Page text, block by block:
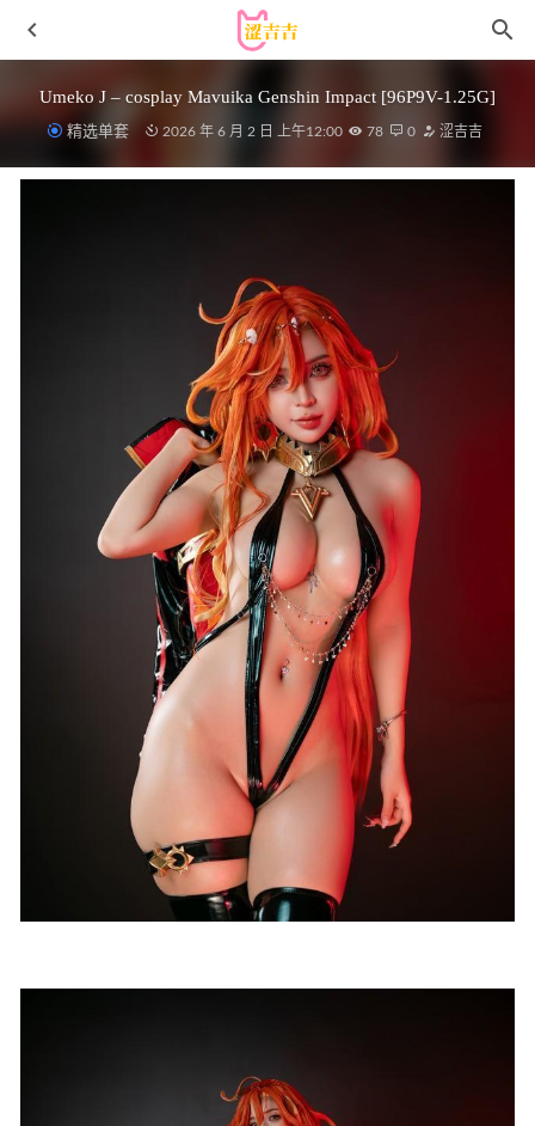
Umeko J – cosplay Mavuika Genshin Impact [96P9V-1.25G]
精选单套 2026 年 6 月 2 日 上午12:00 78 0 涩吉吉
Jenny (정제니) – NO.25[DJAWA] Refreshing Summer
2022-05-06
半半子 – NO.049 大凤花嫁[60P/118MB] 2022-05-06
蠢沫沫 – NO.164 沫沫真爱版 玛丽罗斯礼服[47P/572MB]
[Ugirls尤果网]爱尤物 2022.01.15 No.2258 阿依努尔瓦娅
2023-01-21
AT鲨 – NO.68 圣诞女友 [98P2V-35MB]
2026-06-23